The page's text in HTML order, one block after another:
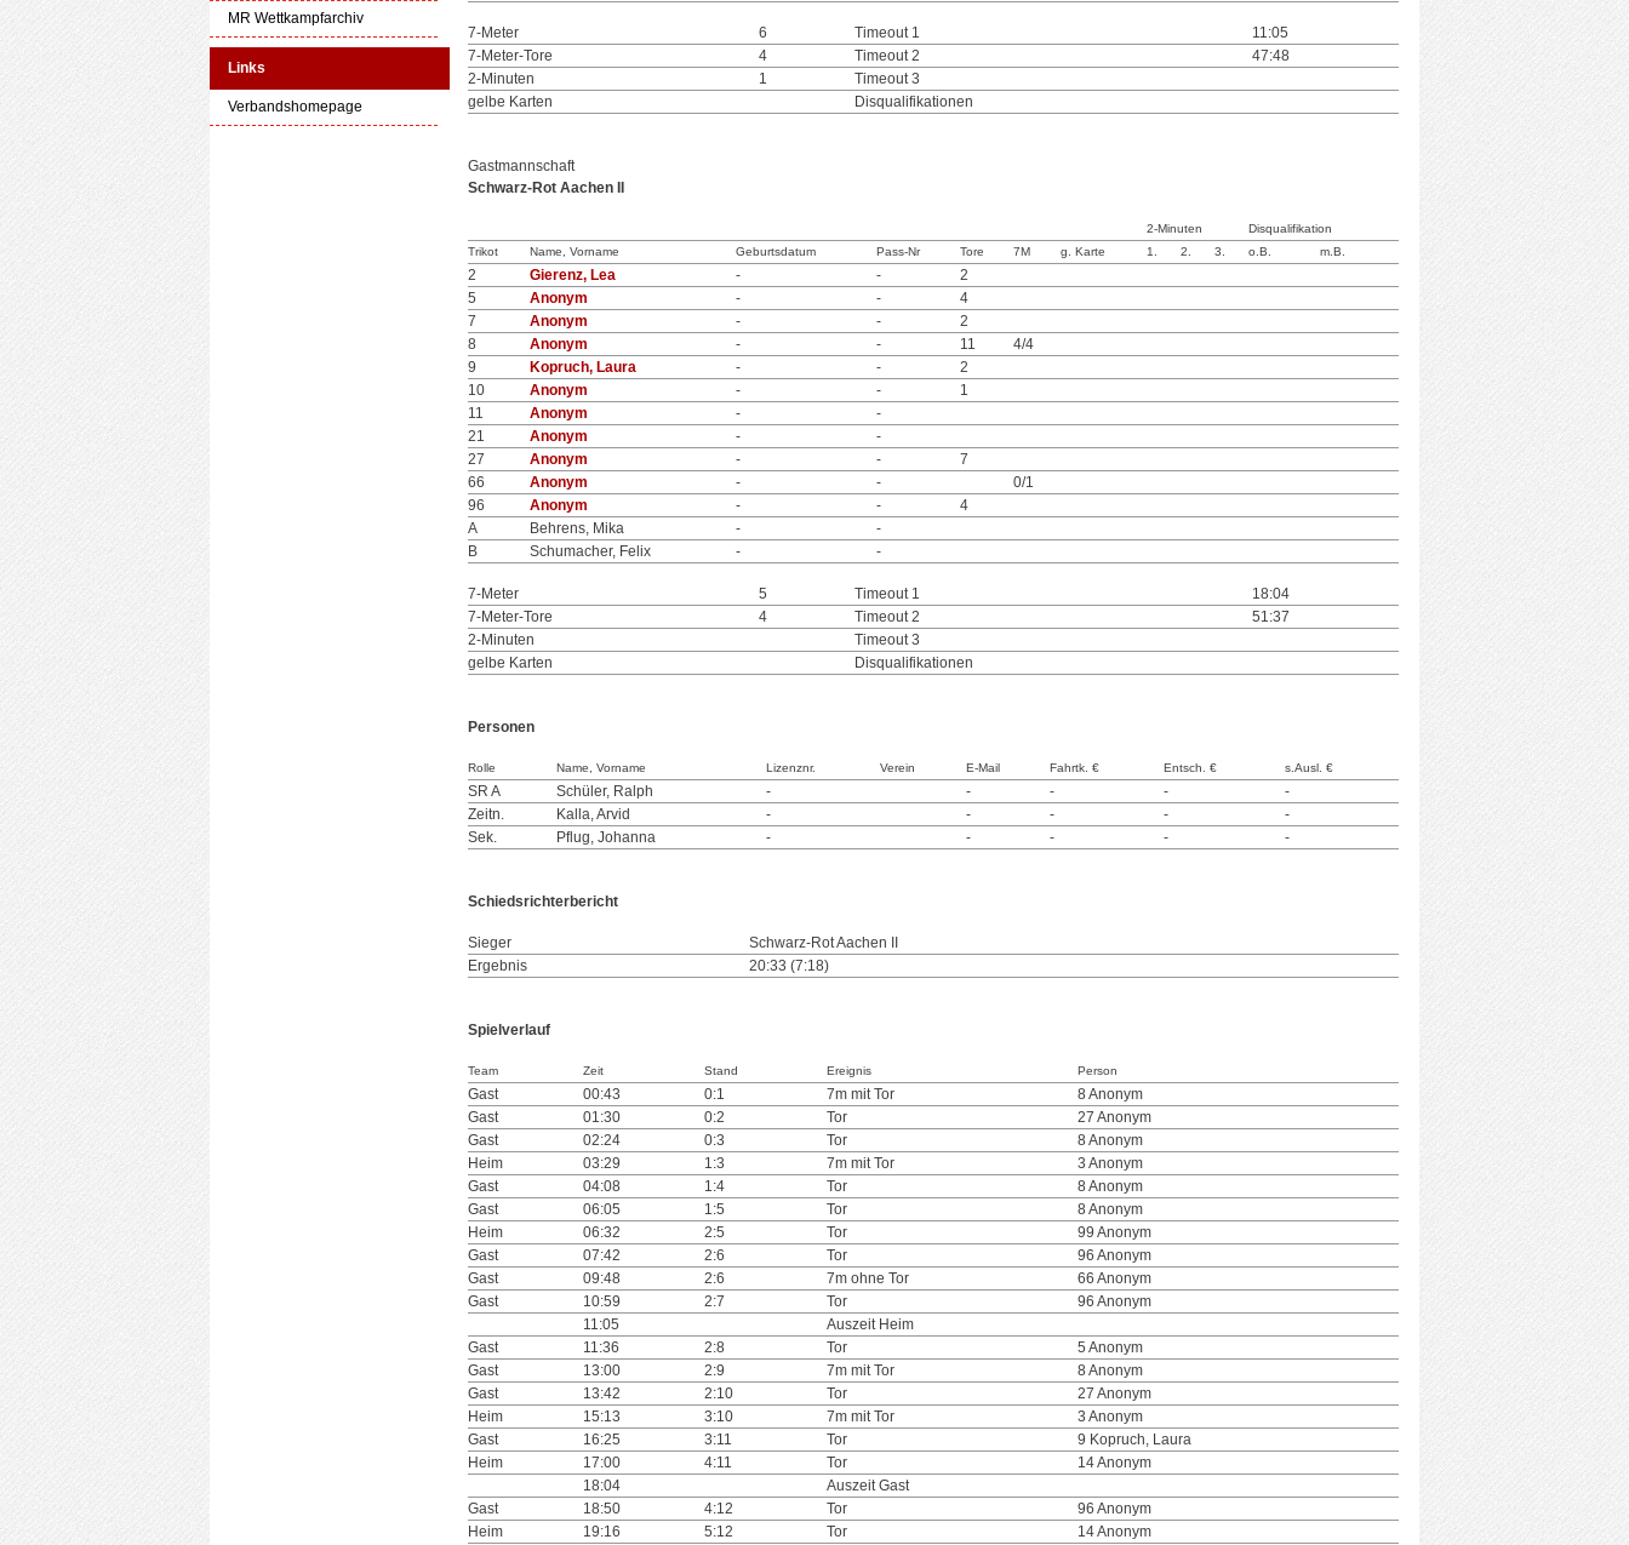
MR Wettkampfarchiv
Links
Verbandshomepage
7-Meter 6 Timeout 1
11:05
7-Meter-Tore
4 Timeout 2
47:48
2-Minuten
1
Timeout 3
gelbe Karten
Disqualifikationen
Gastmannschaft
Schwarz-Rot Aachen II
2-Minuten
Disqualifikation
Trikot
Name, Vorname Geburtsdatum Pass-Nr Tore 7M g. Karte 1. 2. 3. o.B. m.B.
2 Gierenz, Lea - -
2
5
Anonym - -
4
7
Anonym - -
2
8
Anonym - - 11
4/4
9
Kopruch, Laura - -
2
10
Anonym - -
1
11
Anonym -
-
21
Anonym -
-
27
Anonym - -
7
66
Anonym - -
0/1
96
Anonym - -
4
A
Behrens, Mika -
-
B
Schumacher, Felix - -
7-Meter 5 Timeout 1
18:04
7-Meter-Tore
4 Timeout 2
51:37
2-Minuten
Timeout 3
gelbe Karten
Disqualifikationen
Personen
Rolle Name, Vorname Lizenznr. Verein E-Mail Fahrtk. € Entsch. € s.Ausl. €
SR A Schüler, Ralph - - - -
-
Zeitn.
Kalla, Arvid - - - -
-
Sek.
Pflug, Johanna - - - - -
Schiedsrichterbericht
Sieger
Schwarz-Rot Aachen II
Ergebnis
20:33 (7:18)
Spielverlauf
Team Zeit Stand Ereignis Person
Gast 00:43 0:1 7m mit Tor
8 Anonym
Gast
01:30 0:2 Tor
27 Anonym
Gast
02:24 0:3 Tor
8 Anonym
Heim
03:29 1:3 7m mit Tor
3 Anonym
Gast
04:08 1:4 Tor
8 Anonym
Gast
06:05 1:5 Tor
8 Anonym
Heim
06:32 2:5 Tor
99 Anonym
Gast
07:42 2:6 Tor
96 Anonym
Gast
09:48 2:6 7m ohne Tor
66 Anonym
Gast
10:59 2:7 Tor
96 Anonym
11:05
Auszeit Heim
Gast
11:36 2:8 Tor
5 Anonym
Gast
13:00 2:9 7m mit Tor
8 Anonym
Gast
13:42 2:10 Tor
27 Anonym
Heim
15:13 3:10 7m mit Tor
3 Anonym
Gast
16:25 3:11 Tor
9 Kopruch, Laura
Heim
17:00 4:11 Tor
14 Anonym
18:04
Auszeit Gast
Gast
18:50 4:12 Tor
96 Anonym
Heim
19:16 5:12 Tor
14 Anonym